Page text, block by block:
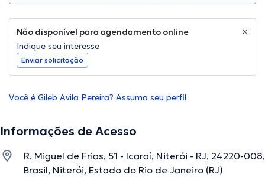
Não disponível para agendamento online
Indique seu interesse
Enviar solicitação
Você é Gileb Avila Pereira? Assuma seu perfil
Informações de Acesso
R. Miguel de Frias, 51 - Icaraí, Niterói - RJ, 24220-008,
Brasil, Niterói, Estado do Rio de Janeiro (RJ)